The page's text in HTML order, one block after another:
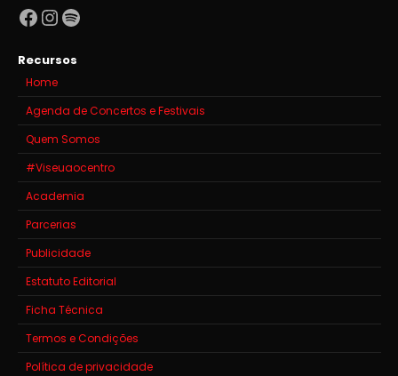
Facebook
Instagram
Spotify
Recursos
Home
Agenda de Concertos e Festivais
Quem Somos
#Viseuaocentro
Academia
Parcerias
Publicidade
Estatuto Editorial
Ficha Técnica
Termos e Condições
Política de privacidade